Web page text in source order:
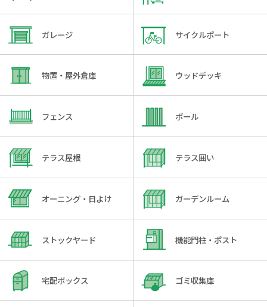
ガレージ サイクルポート
物置・屋外倉庫 ウッドデッキ
フェンス ポール
テラス屋根 テラス囲い
オーニング・日よけ ガーデンルーム
ストックヤード 機能門柱・ポスト
宅配ボックス ゴミ収集庫